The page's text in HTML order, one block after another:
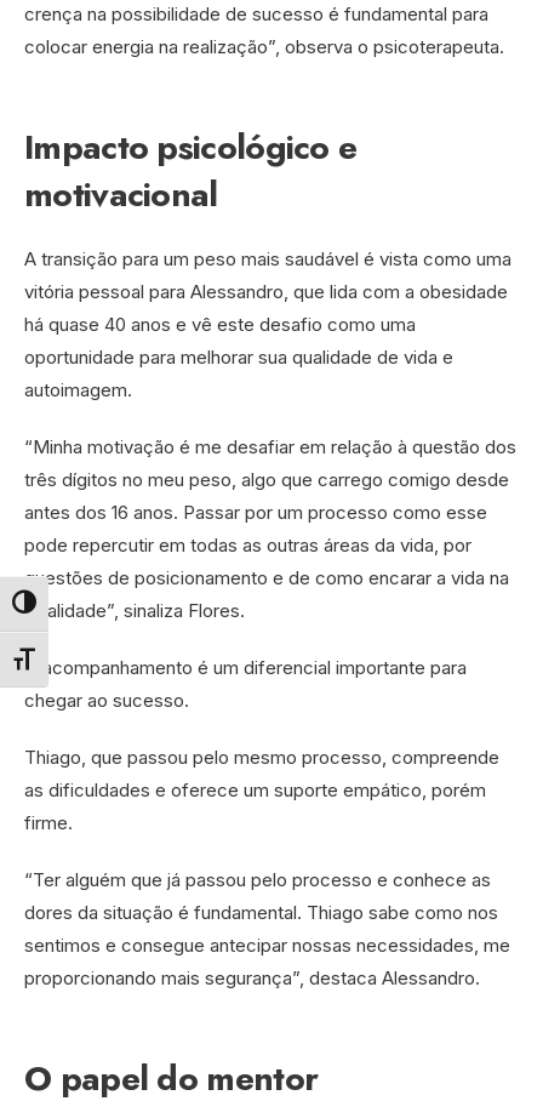
Alternar alto contraste
Alternar tamanho da fonte
crença na possibilidade de sucesso é fundamental para
colocar energia na realização”, observa o psicoterapeuta.
Impacto psicológico e
motivacional
A transição para um peso mais saudável é vista como uma
vitória pessoal para Alessandro, que lida com a obesidade
há quase 40 anos e vê este desafio como uma
oportunidade para melhorar sua qualidade de vida e
autoimagem.
“Minha motivação é me desafiar em relação à questão dos
três dígitos no meu peso, algo que carrego comigo desde
antes dos 16 anos. Passar por um processo como esse
pode repercutir em todas as outras áreas da vida, por
questões de posicionamento e de como encarar a vida na
totalidade”, sinaliza Flores.
O acompanhamento é um diferencial importante para
chegar ao sucesso.
Thiago, que passou pelo mesmo processo, compreende
as dificuldades e oferece um suporte empático, porém
firme.
“Ter alguém que já passou pelo processo e conhece as
dores da situação é fundamental. Thiago sabe como nos
sentimos e consegue antecipar nossas necessidades, me
proporcionando mais segurança”, destaca Alessandro.
O papel do mentor